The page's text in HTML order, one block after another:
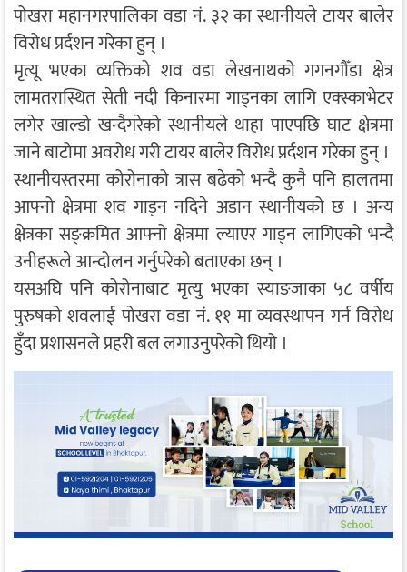
पोखरा महानगरपालिका वडा नं. ३२ का स्थानीयले टायर बालेर
विरोध प्रर्दशन गरेका हुन् ।
मृत्यू भएका व्यक्तिको शव वडा लेखनाथको गगनगौँडा क्षेत्र
लामतरास्थित सेती नदी किनारमा गाड्नका लागि एक्स्काभेटर
लगेर खाल्डो खन्दैगरेको स्थानीयले थाहा पाएपछि घाट क्षेत्रमा
जाने बाटोमा अवरोध गरी टायर बालेर विरोध प्रर्दशन गरेका हुन् ।
स्थानीयस्तरमा कोरोनाको त्रास बढेको भन्दै कुनै पनि हालतमा
आफ्नो क्षेत्रमा शव गाड्न नदिने अडान स्थानीयको छ । अन्य
क्षेत्रका सङ्क्रमित आफ्नो क्षेत्रमा ल्याएर गाड्न लागिएको भन्दै
उनीहरूले आन्दोलन गर्नुपरेको बताएका छन् ।
यसअघि पनि कोरोनाबाट मृत्यु भएका स्याङजाका ५८ वर्षीय
पुरुषको शवलाई पोखरा वडा नं. ११ मा व्यवस्थापन गर्न विरोध
हुँदा प्रशासनले प्रहरी बल लगाउनुपरेको थियो ।